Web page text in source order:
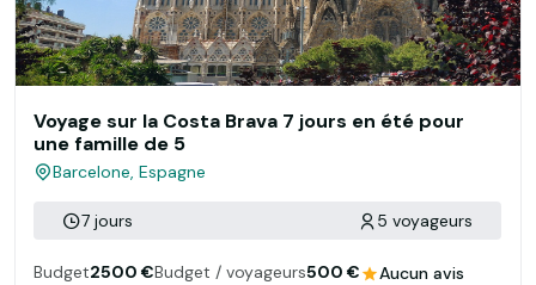
Voyage sur la Costa Brava 7 jours en été pour
une famille de 5
Barcelone, Espagne
7 jours 5 voyageurs
Budget2500 €Budget / voyageurs500 € Aucun avis